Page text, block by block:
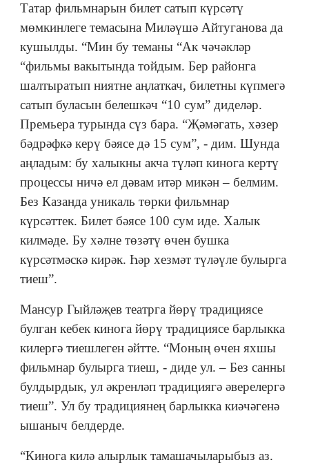
Татар фильмнарын билет сатып күрсәтү
мөмкинлеге темасына Миләүшә Айтуганова да
кушылды. “Мин бу теманы “Ак чәчәкләр
“фильмы вакытында тойдым. Бер районга
шалтыратып ниятне аңлаткач, билетны күпмегә
сатып буласын белешкәч “10 сум” диделәр.
Премьера турында сүз бара. “Җәмәгать, хәзер
бәдрәфкә керү бәясе дә 15 сум”, - дим. Шунда
аңладым: бу халыкны акча түләп кинога кертү
процессы ничә ел дәвам итәр микән – белмим.
Без Казанда уникаль төрки фильмнар
күрсәттек. Билет бәясе 100 сум иде. Халык
килмәде. Бу хәлне төзәтү өчен бушка
күрсәтмәскә кирәк. Һәр хезмәт түләүле булырга
тиеш”.
Мансур Гыйләҗев театрга йөрү традициясе
булган кебек кинога йөрү традициясе барлыкка
килергә тиешлеген әйтте. “Моның өчен яхшы
фильмнар булырга тиеш, - диде ул. – Без санны
булдырдык, ул әкренләп традициягә әверелергә
тиеш”. Ул бу традициянең барлыкка киәчәгенә
ышаныч белдерде.
“Кинога килә алырлык тамашачыларыбыз аз.